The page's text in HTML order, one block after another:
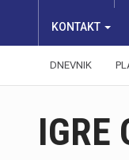
KONTAKT
DNEVNIK
IGRE